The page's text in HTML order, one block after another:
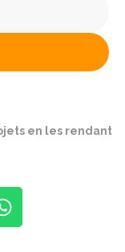
en les rendant